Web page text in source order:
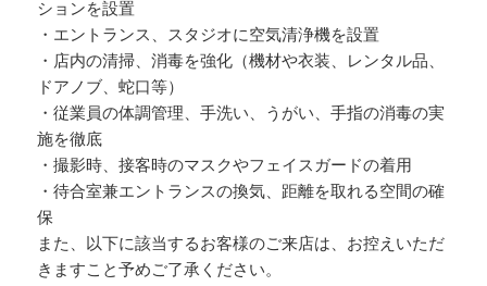
ションを設置
・エントランス、スタジオに空気清浄機を設置
・店内の清掃、消毒を強化（機材や衣装、レンタル品、
ドアノブ、蛇口等）
・従業員の体調管理、手洗い、うがい、手指の消毒の実
施を徹底
・撮影時、接客時のマスクやフェイスガードの着用
・待合室兼エントランスの換気、距離を取れる空間の確
保
また、以下に該当するお客様のご来店は、お控えいただ
きますこと予めご了承ください。